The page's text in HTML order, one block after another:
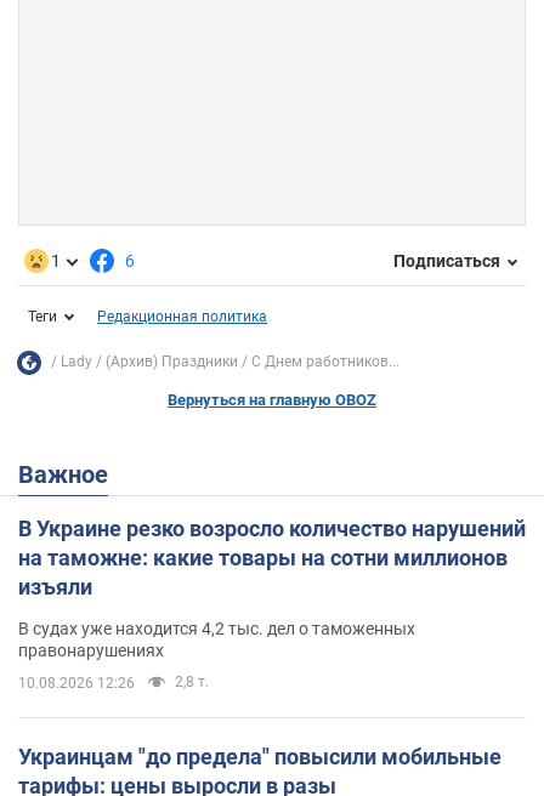
1 6 Подписаться
Теги Редакционная политика
Lady (Архив) Праздники С Днем работников...
Вернуться на главную OBOZ
Важное
В Украине резко возросло количество нарушений
на таможне: какие товары на сотни миллионов
изъяли
В судах уже находится 4,2 тыс. дел о таможенных
правонарушениях
10.08.2026 12:26 2,8 т.
Украинцам "до предела" повысили мобильные
тарифы: цены выросли в разы